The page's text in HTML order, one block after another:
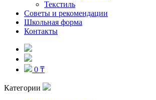
Текстиль
Советы и рекомендации
Школьная форма
Контакты
0 ₸
Категории